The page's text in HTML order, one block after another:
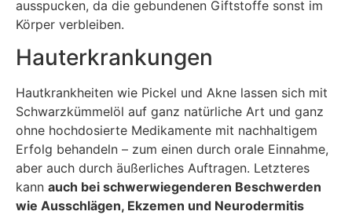
ausspucken, da die gebundenen Giftstoffe sonst im
Körper verbleiben.
Hauterkrankungen
Hautkrankheiten wie Pickel und Akne lassen sich mit
Schwarzkümmelöl auf ganz natürliche Art und ganz
ohne hochdosierte Medikamente mit nachhaltigem
Erfolg behandeln – zum einen durch orale Einnahme,
aber auch durch äußerliches Auftragen. Letzteres
kann auch bei schwerwiegenderen Beschwerden
wie Ausschlägen, Ekzemen und Neurodermitis